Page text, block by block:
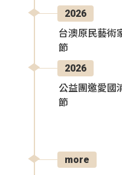
2026
台澳原民藝術
節
2026
公益團邀愛國
節
more